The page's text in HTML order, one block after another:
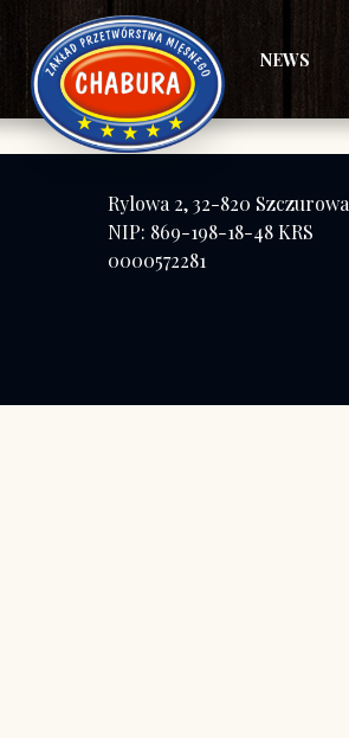
NEWS
Rylowa 2, 32-820 Szczurowa
NIP: 869-198-18-48 KRS
0000572281